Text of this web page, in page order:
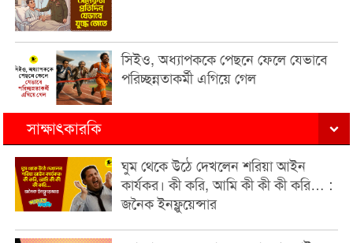
সিইও, অধ্যাপককে পেছনে ফেলে যেভাবে
পরিচ্ছন্নতাকর্মী এগিয়ে গেল
সাক্ষাৎকারকি
ঘুম থেকে উঠে দেখলেন শরিয়া আইন
কার্যকর। কী করি, আমি কী কী কী করি… :
জনৈক ইনফ্লুয়েন্সার